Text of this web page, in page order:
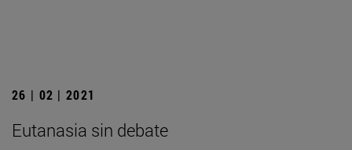
26 | 02 | 2021
Eutanasia sin debate